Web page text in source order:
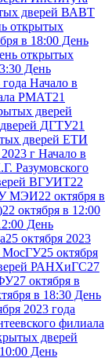
дверей ВАВТ
открытых
в 18:00 День
открытых
День
Начало в
РМАТ21
дверей
ДГТУ21
дверей ЕТИ
г Начало в
Разумовского
ВГУИТ22
МЭИ22 октября в
22 октября в 12:00
День
25 октября 2023
МосГУ25 октября
РАНХиГС27
27 октября в
в 18:30 День
2023 года
филиала
дверей
День